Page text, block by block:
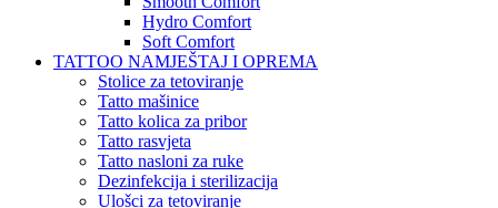
Hydro Comfort
Soft Comfort
TATTOO NAMJEŠTAJ I OPREMA
Stolice za tetoviranje
Tatto mašinice
Tatto kolica za pribor
Tatto rasvjeta
Tatto nasloni za ruke
Dezinfekcija i sterilizacija
Ulošci za tetoviranje